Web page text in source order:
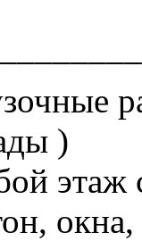
)
этаж